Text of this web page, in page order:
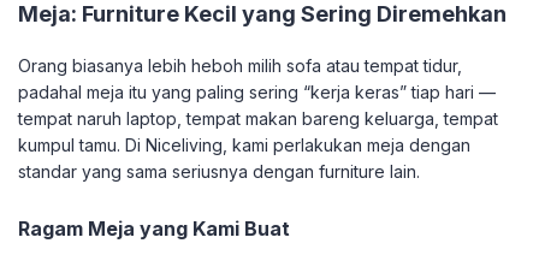
Meja: Furniture Kecil yang Sering Diremehkan
Orang biasanya lebih heboh milih sofa atau tempat tidur,
padahal meja itu yang paling sering “kerja keras” tiap hari —
tempat naruh laptop, tempat makan bareng keluarga, tempat
kumpul tamu. Di Niceliving, kami perlakukan meja dengan
standar yang sama seriusnya dengan furniture lain.
Ragam Meja yang Kami Buat